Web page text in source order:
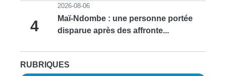
4
2026-08-06
Maï-Ndombe : une personne portée
disparue après des affronte...
RUBRIQUES